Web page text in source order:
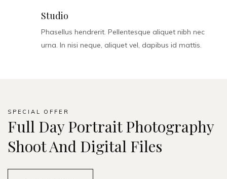
Studio
Phasellus hendrerit. Pellentesque aliquet nibh nec
urna. In nisi neque, aliquet vel, dapibus id mattis.
SPECIAL OFFER
Full Day Portrait Photography
Shoot And Digital Files